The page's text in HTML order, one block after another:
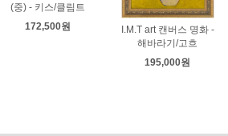
(중) - 키스/클림트
172,500원
I.M.T art 캔버스 명화 -
해바라기/고흐
195,000원